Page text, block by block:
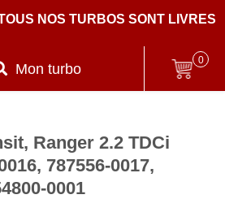
NOS TURBOS SONT LIVRES
Mon turbo
0
Ranger 2.2 TDCi
787556-0017,
0001